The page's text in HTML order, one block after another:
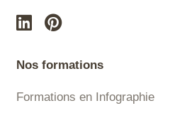
Nos formations
Formations en Infographie